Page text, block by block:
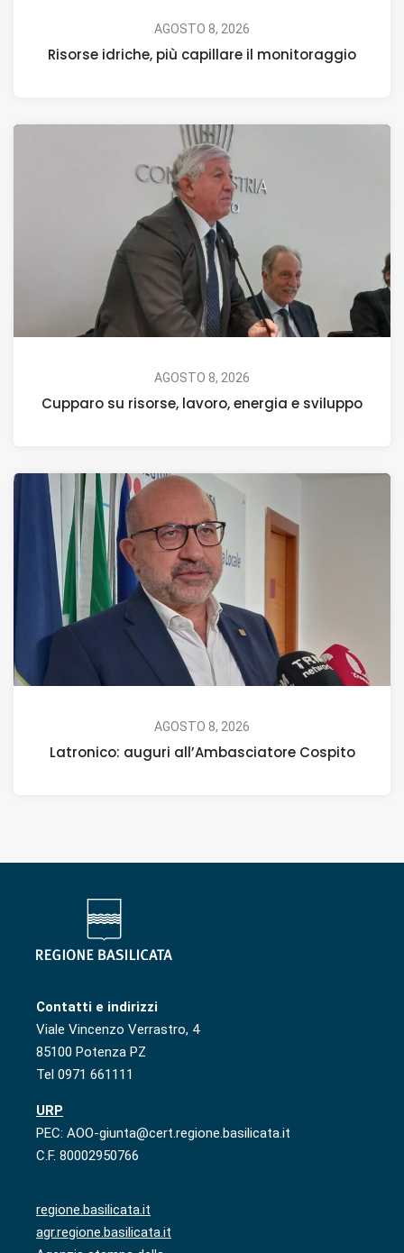
AGOSTO 8, 2026
Risorse idriche, più capillare il monitoraggio
AGOSTO 8, 2026
Cupparo su risorse, lavoro, energia e sviluppo
AGOSTO 8, 2026
Latronico: auguri all’Ambasciatore Cospito
Contatti e indirizzi
Viale Vincenzo Verrastro, 4
85100 Potenza PZ
Tel 0971 661111
URP
PEC: AOO-giunta@cert.regione.basilicata.it
C.F. 80002950766
regione.basilicata.it
agr.regione.basilicata.it